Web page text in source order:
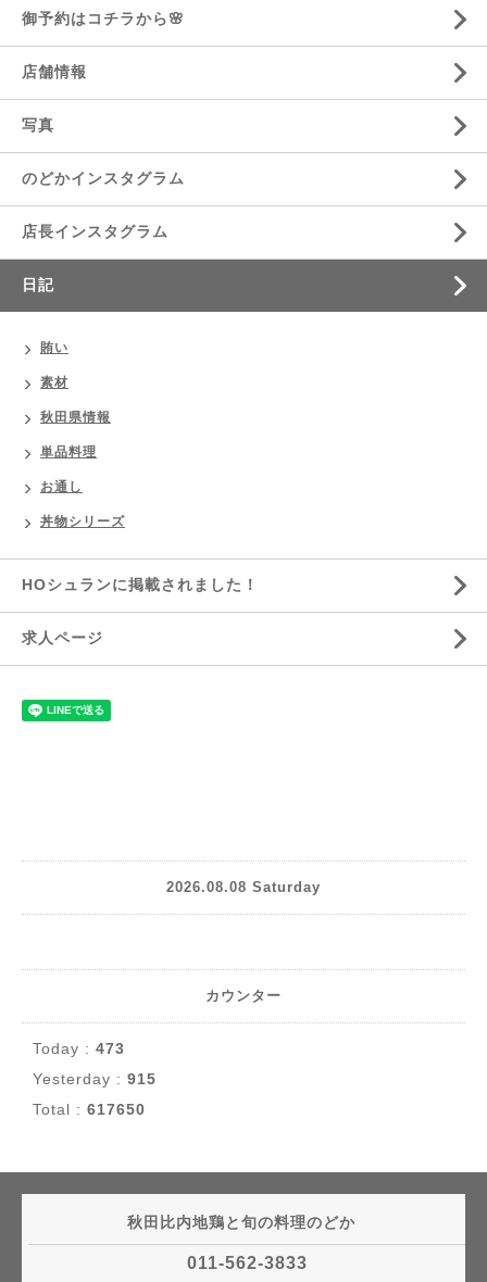
御予約はコチラから🌸
店舗情報
写真
のどかインスタグラム
店長インスタグラム
日記
賄い
素材
秋田県情報
単品料理
お通し
丼物シリーズ
HOシュランに掲載されました！
求人ページ
2026.08.08 Saturday
カウンター
Today : 473
Yesterday : 915
Total : 617650
秋田比内地鶏と旬の料理のどか
011-562-3833